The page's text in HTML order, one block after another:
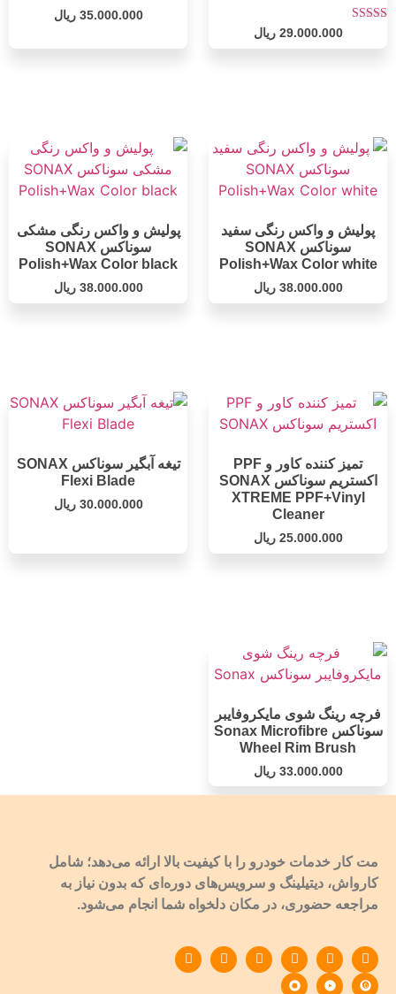
امتیاز29.000.000 ریال
35.000.000 ریال
پولیش و واکس رنگی سفید
سوناکس SONAX
Polish+Wax Color white
38.000.000 ریال
پولیش و واکس رنگی مشکی
سوناکس SONAX
Polish+Wax Color black
38.000.000 ریال
تمیز کننده کاور و PPF
اکستریم سوناکس SONAX
XTREME PPF+Vinyl
Cleaner
25.000.000 ریال
تیغه آبگیر سوناکس SONAX
Flexi Blade
30.000.000 ریال
فرچه رینگ شوی مایکروفایبر
سوناکس Sonax Microfibre
Wheel Rim Brush
33.000.000 ریال
مت کار خدمات خودرو را با کیفیت بالا ارائه می‌دهد؛ شامل
کارواش، دیتیلینگ و سرویس‌های دوره‌ای که بدون نیاز به
مراجعه حضوری، در مکان دلخواه شما انجام می‌شود.